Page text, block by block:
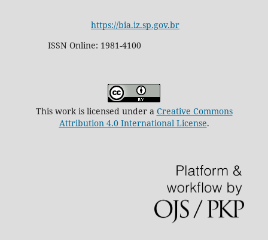
https://bia.iz.sp.gov.br
ISSN Online: 1981-4100
This work is licensed under a Creative Commons
Attribution 4.0 International License.